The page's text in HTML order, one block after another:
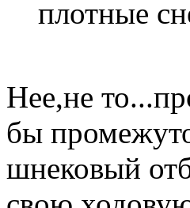
плотные
Нее,не
бы
шнековый